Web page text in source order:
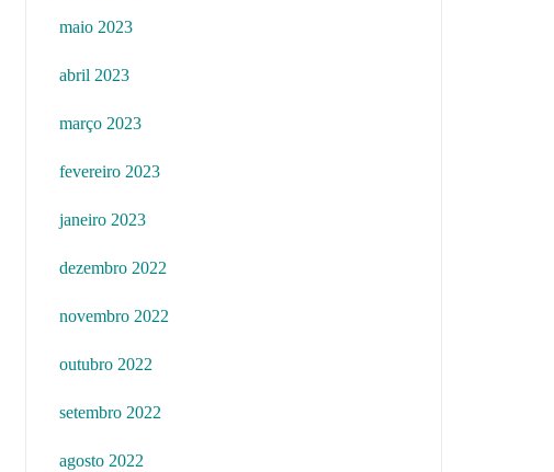
maio 2023
abril 2023
março 2023
fevereiro 2023
janeiro 2023
dezembro 2022
novembro 2022
outubro 2022
setembro 2022
agosto 2022